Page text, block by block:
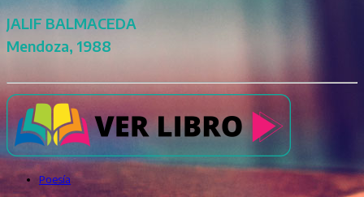
JALIF BALMACEDA
Mendoza, 1988
Poesía